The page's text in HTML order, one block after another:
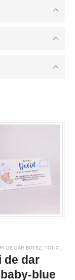
DE DAR BOTEZ , TOT CE AI NEVOIE PENTRU NUNTA SAU BOTEZ
de dar
blue